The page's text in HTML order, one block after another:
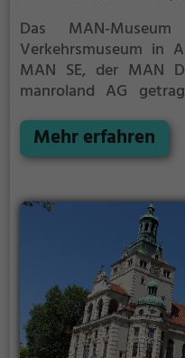
Das MAN-
Verkehrsmuseum in
MAN SE, der MAN
manroland AG
der Geschichte und
der
Mehr erfahren